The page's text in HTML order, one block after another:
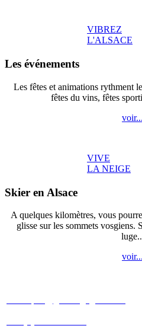
VIBREZ
L'ALSACE
Les événements
Les fêtes et animations rythment
fêtes du vins, fêtes
voir...
VIVE
LA NEIGE
Skier en Alsace
A quelques kilomètres, vous
glisse sur les sommets vosgiens.
voir...